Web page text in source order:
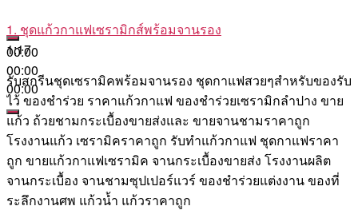
00:00
00:00
00:00
1. ชุดแก้วกาแฟเซรามิกส์พร้อมจานรอง
1:17
รับสกรีนชุดเซรามิคพร้อมจานรอง ชุดกาแฟสวยๆสำหรับของรับ
ไว้ ของชำร่วย ราคาแก้วกาแฟ ของชําร่วยเซรามิกลําปาง ขาย
แก้ว ถ้วยชามกระเบื้องขายส่งและ ขายจานชามราคาถูก
โรงงานแก้ว เซรามิคราคาถูก รับทําแก้วกาแฟ ชุดกาแฟราคา
ถูก ขายแก้วกาแฟเซรามิค จานกระเบื้องขายส่ง โรงงานผลิต
จานกระเบื้อง จานชามซุปเปอร์แวร์ ของชำร่วยแต่งงาน ของที่
ระลึกงานศพ แก้วน้ำ แก้วราคาถูก